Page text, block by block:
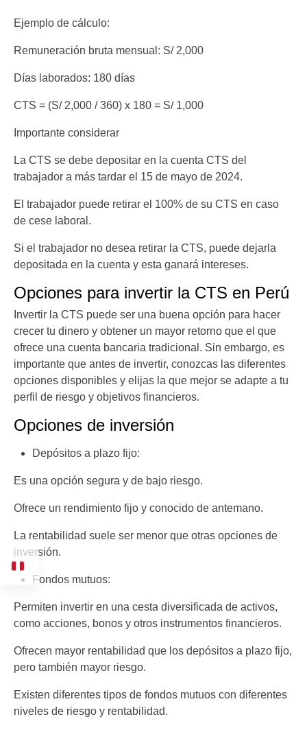
Ejemplo de cálculo:
Remuneración bruta mensual: S/ 2,000
Días laborados: 180 días
CTS = (S/ 2,000 / 360) x 180 = S/ 1,000
Importante considerar
La CTS se debe depositar en la cuenta CTS del
trabajador a más tardar el 15 de mayo de 2024.
El trabajador puede retirar el 100% de su CTS en caso
de cese laboral.
Si el trabajador no desea retirar la CTS, puede dejarla
depositada en la cuenta y esta ganará intereses.
Opciones para invertir la CTS en Perú
Invertir la CTS puede ser una buena opción para hacer
crecer tu dinero y obtener un mayor retorno que el que
ofrece una cuenta bancaria tradicional. Sin embargo, es
importante que antes de invertir, conozcas las diferentes
opciones disponibles y elijas la que mejor se adapte a tu
perfil de riesgo y objetivos financieros.
Opciones de inversión
Depósitos a plazo fijo:
Es una opción segura y de bajo riesgo.
Ofrece un rendimiento fijo y conocido de antemano.
La rentabilidad suele ser menor que otras opciones de
inversión.
Fondos mutuos:
Permiten invertir en una cesta diversificada de activos,
como acciones, bonos y otros instrumentos financieros.
Ofrecen mayor rentabilidad que los depósitos a plazo fijo,
pero también mayor riesgo.
Existen diferentes tipos de fondos mutuos con diferentes
niveles de riesgo y rentabilidad.